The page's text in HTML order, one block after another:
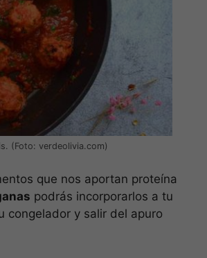
(Foto: verdeolivia.com)
que nos aportan proteína
podrás incorporarlos a tu
congelador y salir del apuro